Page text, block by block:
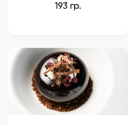
Контакты
Гостевые карты
193 гр.